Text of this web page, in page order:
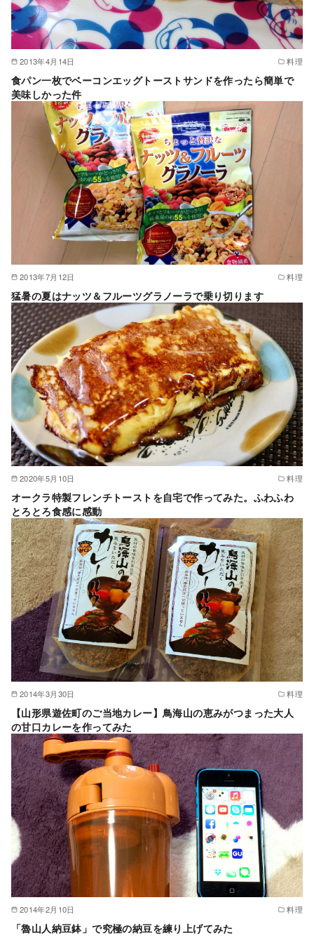
2013年4月14日 料理
食パン一枚でベーコンエッグトーストサンドを作ったら簡単で
美味しかった件
2013年7月12日 料理
猛暑の夏はナッツ＆フルーツグラノーラで乗り切ります
2020年5月10日 料理
オークラ特製フレンチトーストを自宅で作ってみた。ふわふわ
とろとろ食感に感動
2014年3月30日 料理
【山形県遊佐町のご当地カレー】鳥海山の恵みがつまった大人
の甘口カレーを作ってみた
2014年2月10日 料理
「魯山人納豆鉢」で究極の納豆を練り上げてみた